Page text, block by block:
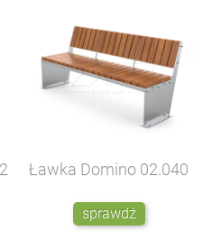
Ławka Domino 02.040
sprawdź